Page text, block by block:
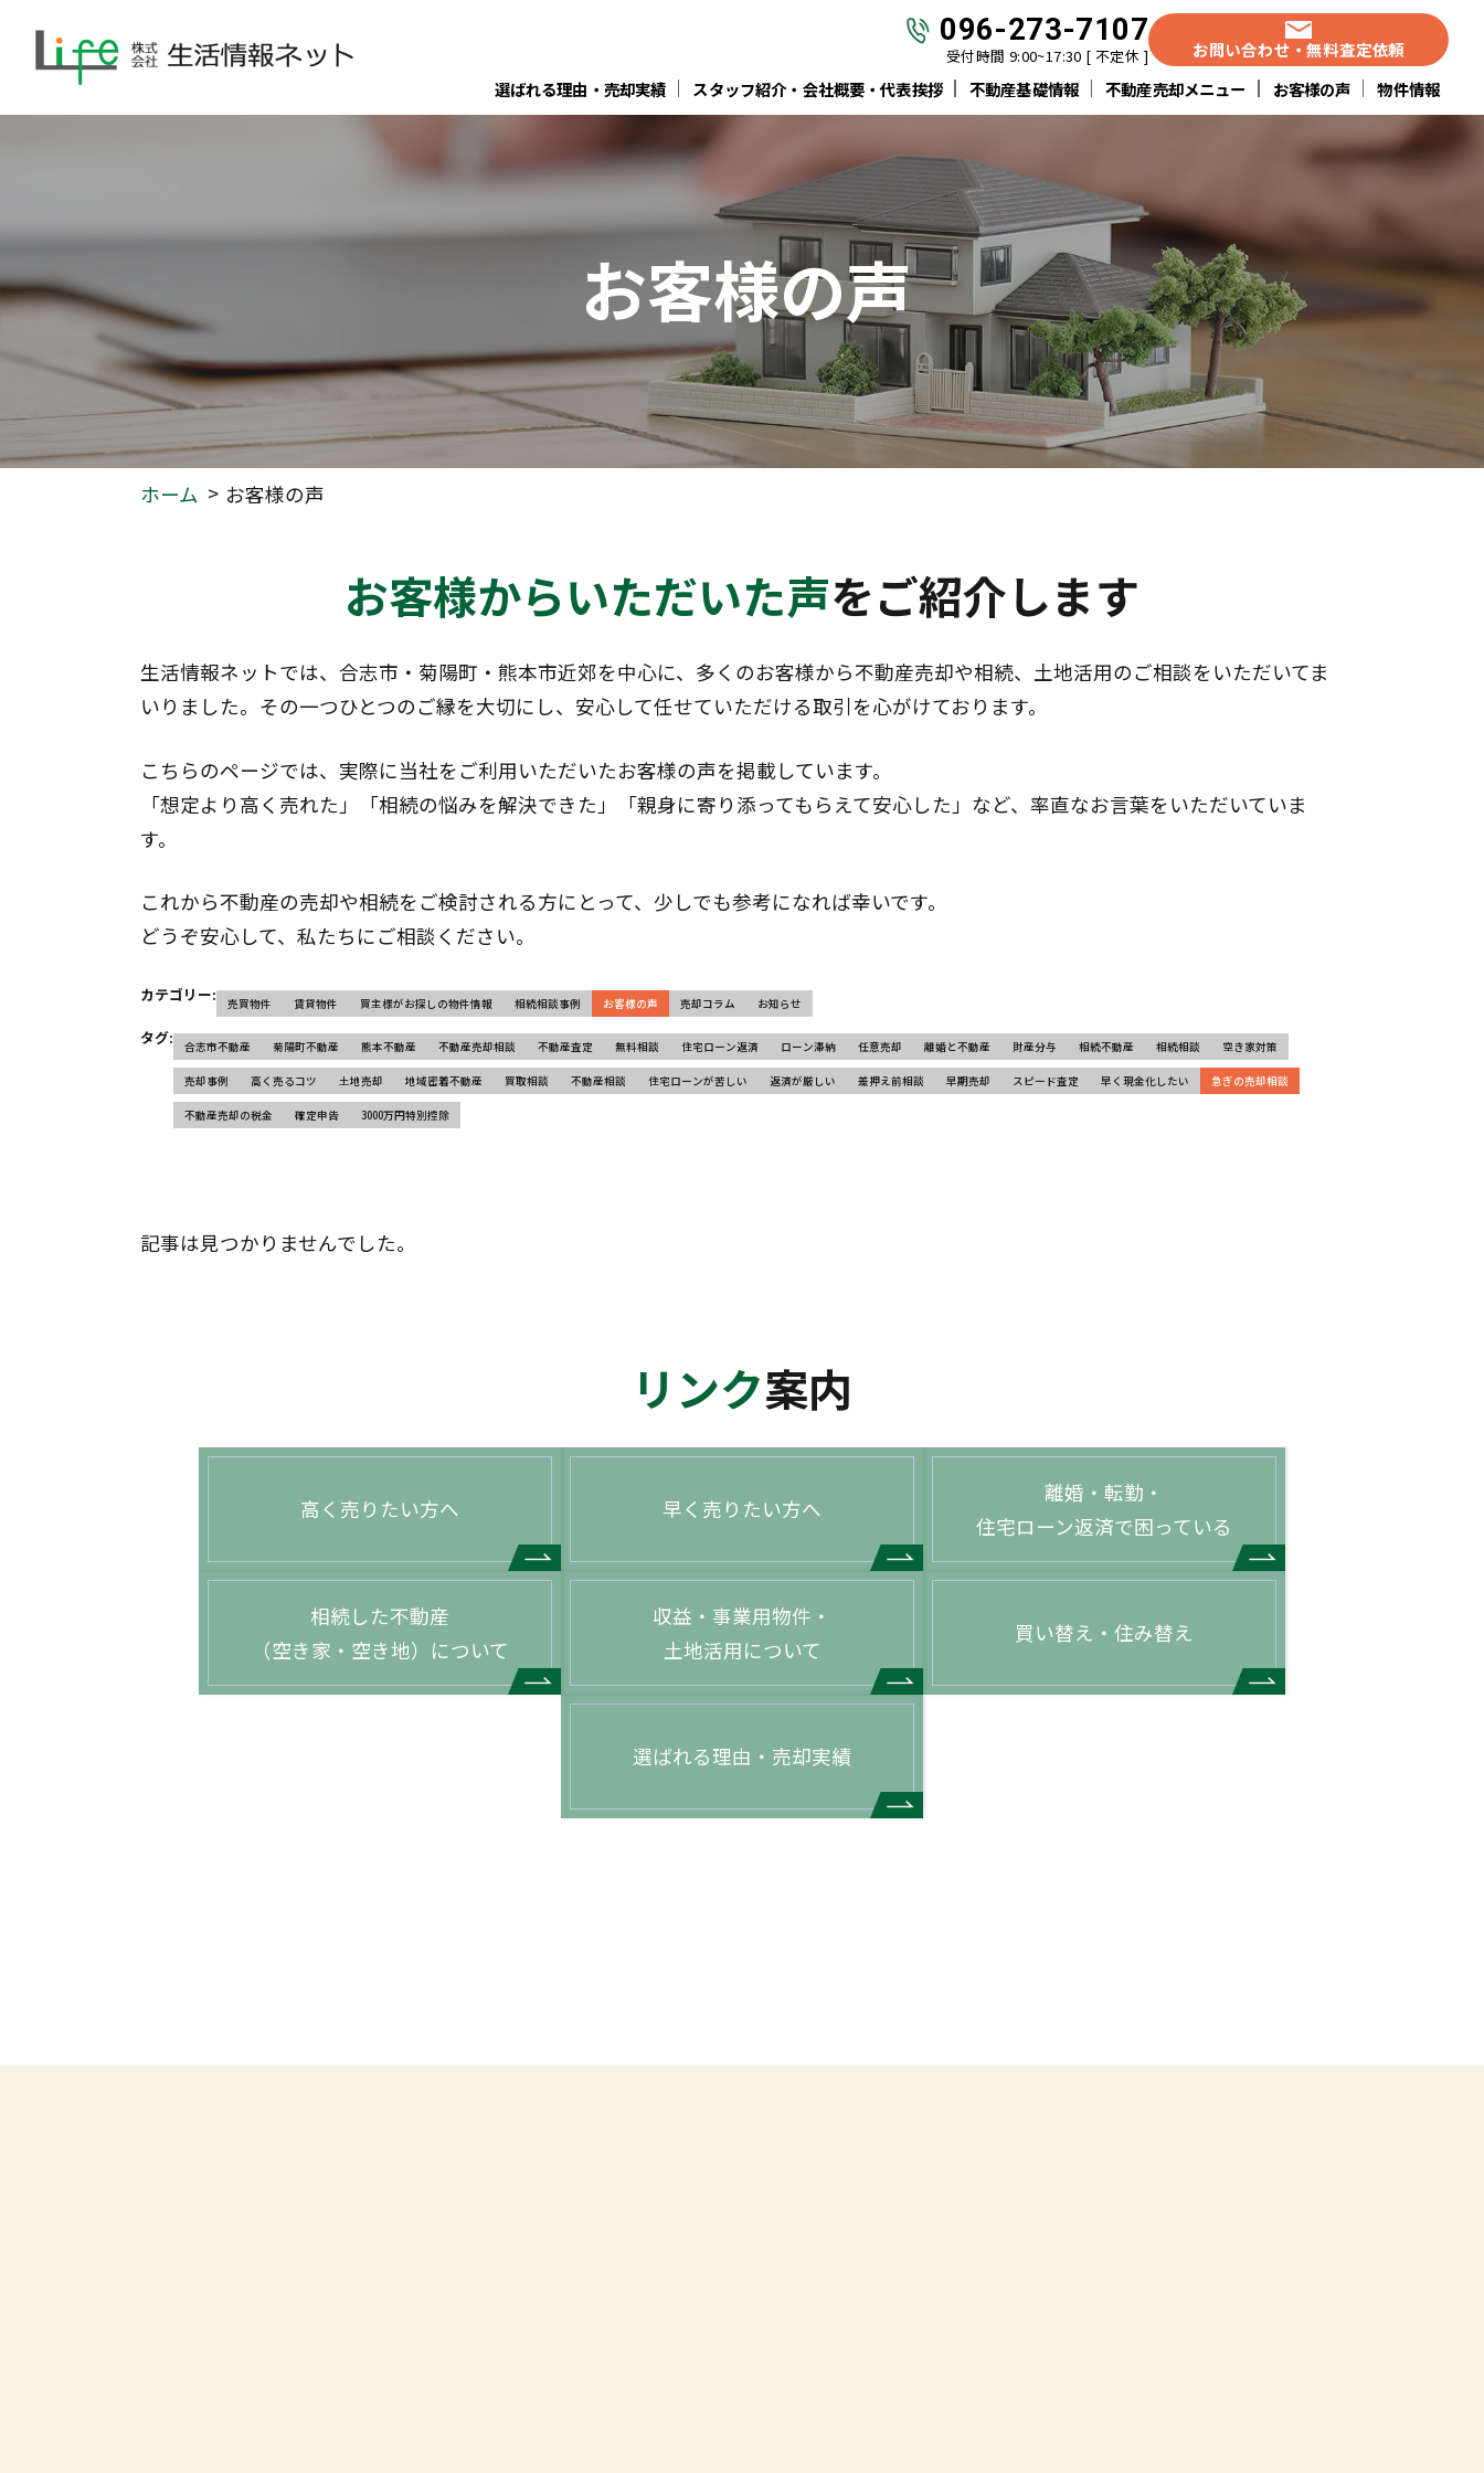
096-273-7107
受付時間 9:00~17:30 [ 不定休 ]
お問い合わせ・無料査定依頼
選ばれる理由・売却実績
スタッフ紹介・会社概要・代表挨拶 不動産基礎情報 不動産売却メニュー お客様の声 物件情報
お客様の声
ホーム お客様の声
お客様からいただいた声をご紹介します
生活情報ネットでは、合志市・菊陽町・熊本市近郊を中心に、多くのお客様から不動産売却や相続、土地活用のご相談をいただいてま
いりました。その一つひとつのご縁を大切にし、安心して任せていただける取引を心がけております。
こちらのページでは、実際に当社をご利用いただいたお客様の声を掲載しています。
「想定より高く売れた」「相続の悩みを解決できた」「親身に寄り添ってもらえて安心した」など、率直なお言葉をいただいていま
す。
これから不動産の売却や相続をご検討される方にとって、少しでも参考になれば幸いです。
どうぞ安心して、私たちにご相談ください。
カテゴリー: 売買物件 賃貸物件 買主様がお探しの物件情報 相続相談事例 お客様の声 売却コラム お知らせ
タグ: 合志市不動産 菊陽町不動産 熊本不動産 不動産売却相談 不動産査定 無料相談 住宅ローン返済 ローン滞納 任意売却 離婚と不動産 財産分与 相続不動産 相続相談 空き家対策
売却事例 高く売るコツ 土地売却 地域密着不動産 買取相談 不動産相談 住宅ローンが苦しい 返済が厳しい 差押え前相談 早期売却 スピード査定 早く現金化したい 急ぎの売却相談
不動産売却の税金 確定申告 3000万円特別控除
記事は見つかりませんでした。
リンク案内
高く売りたい方へ 早く売りたい方へ
離婚・転勤・
住宅ローン返済で困っている
相続した不動産
（空き家・空き地）について
収益・事業用物件・
土地活用について
買い替え・住み替え
選ばれる理由・売却実績